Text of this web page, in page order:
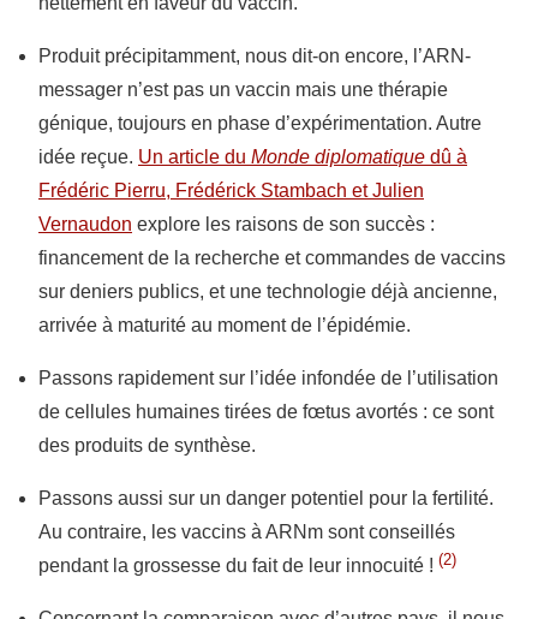
Produit précipitamment, nous dit-on encore, l’ARN-
messager n’est pas un vaccin mais une thérapie
génique, toujours en phase d’expérimentation. Autre
idée reçue. Un article du Monde diplomatique dû à
Frédéric Pierru, Frédérick Stambach et Julien
Vernaudon explore les raisons de son succès :
financement de la recherche et commandes de vaccins
sur deniers publics, et une technologie déjà ancienne,
arrivée à maturité au moment de l’épidémie.
Passons rapidement sur l’idée infondée de l’utilisation
de cellules humaines tirées de fœtus avortés : ce sont
des produits de synthèse.
Passons aussi sur un danger potentiel pour la fertilité.
Au contraire, les vaccins à ARNm sont conseillés
pendant la grossesse du fait de leur innocuité ! (2)